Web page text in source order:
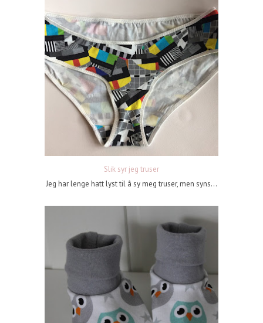
Slik syr jeg truser
Jeg har lenge hatt lyst til å sy meg truser, men syns...